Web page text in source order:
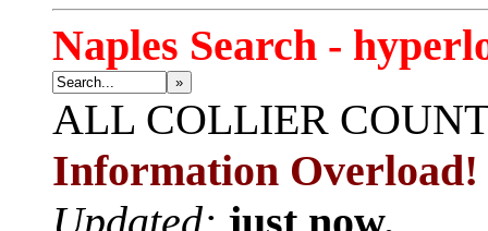
Naples Search -
»
ALL COLLIER
Information Overload!